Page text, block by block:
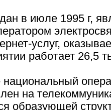
в июле 1995 г,
услуг,
работает 26,5
на
образующей